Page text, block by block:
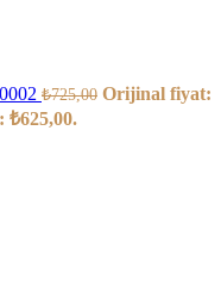
₺725,00 Orijinal fiyat:
₺625,00.